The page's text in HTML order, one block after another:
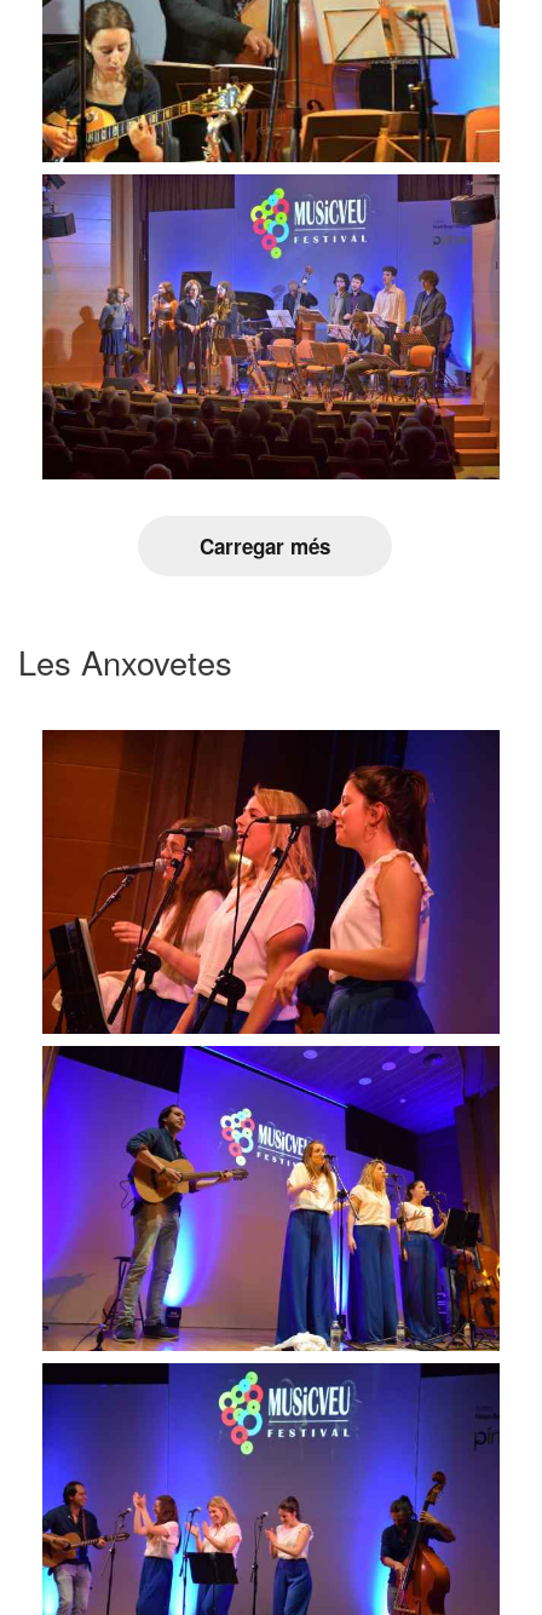
Carregar més
Les Anxovetes